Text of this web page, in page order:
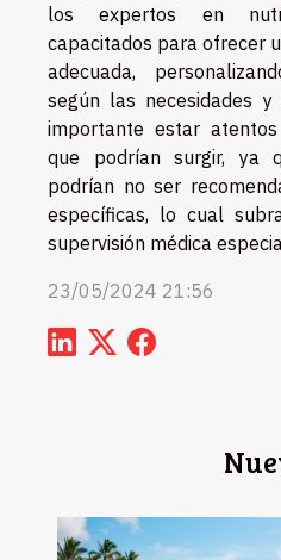
los expertos en
capacitados para ofrecer
adecuada,
según las necesidades y
importante estar
que podrían surgir, ya
podrían no ser
específicas, lo cual
supervisión médica
23/05/2024 21:56